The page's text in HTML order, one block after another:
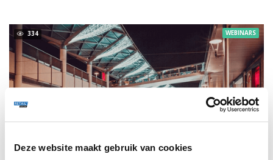
Deze website maakt gebruik van cookies
334 WEBINARS